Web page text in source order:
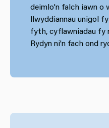
deimlo'n falch iawn o
llwyddiannau unigol
fyth, cyflawniadau fy
Rydyn ni'n fach ond